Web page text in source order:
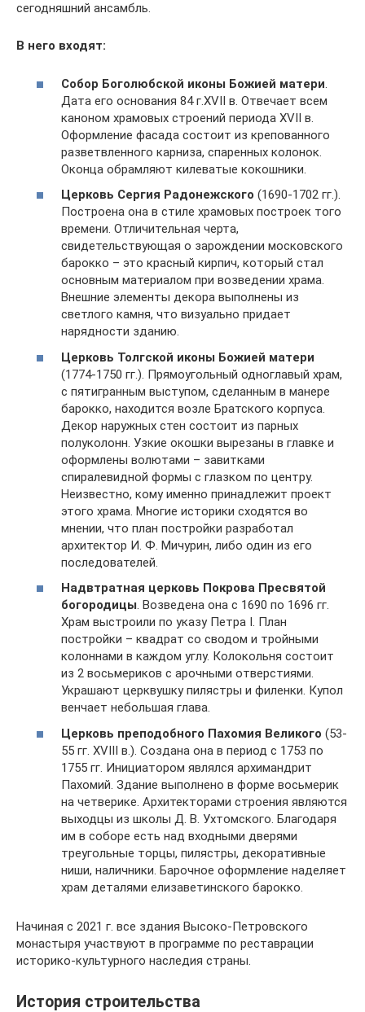
сегодняшний ансамбль.
В него входят:
Собор Боголюбской иконы Божией матери.
Дата его основания 84 г.XVII в. Отвечает всем
каноном храмовых строений периода XVII в.
Оформление фасада состоит из крепованного
разветвленного карниза, спаренных колонок.
Оконца обрамляют килеватые кокошники.
Церковь Сергия Радонежского (1690-1702 гг.).
Построена она в стиле храмовых построек того
времени. Отличительная черта,
свидетельствующая о зарождении московского
барокко – это красный кирпич, который стал
основным материалом при возведении храма.
Внешние элементы декора выполнены из
светлого камня, что визуально придает
нарядности зданию.
Церковь Толгской иконы Божией матери
(1774-1750 гг.). Прямоугольный одноглавый храм,
с пятигранным выступом, сделанным в манере
барокко, находится возле Братского корпуса.
Декор наружных стен состоит из парных
полуколонн. Узкие окошки вырезаны в главке и
оформлены волютами – завитками
спиралевидной формы с глазком по центру.
Неизвестно, кому именно принадлежит проект
этого храма. Многие историки сходятся во
мнении, что план постройки разработал
архитектор И. Ф. Мичурин, либо один из его
последователей.
Надвтратная церковь Покрова Пресвятой
богородицы. Возведена она с 1690 по 1696 гг.
Храм выстроили по указу Петра I. План
постройки – квадрат со сводом и тройными
колоннами в каждом углу. Колокольня состоит
из 2 восьмериков с арочными отверстиями.
Украшают церквушку пилястры и филенки. Купол
венчает небольшая глава.
Церковь преподобного Пахомия Великого (53-
55 гг. XVIII в.). Создана она в период с 1753 по
1755 гг. Инициатором являлся архимандрит
Пахомий. Здание выполнено в форме восьмерик
на четверике. Архитекторами строения являются
выходцы из школы Д. В. Ухтомского. Благодаря
им в соборе есть над входными дверями
треугольные торцы, пилястры, декоративные
ниши, наличники. Барочное оформление наделяет
храм деталями елизаветинского барокко.
Начиная с 2021 г. все здания Высоко-Петровского
монастыря участвуют в программе по реставрации
историко-культурного наследия страны.
История строительства